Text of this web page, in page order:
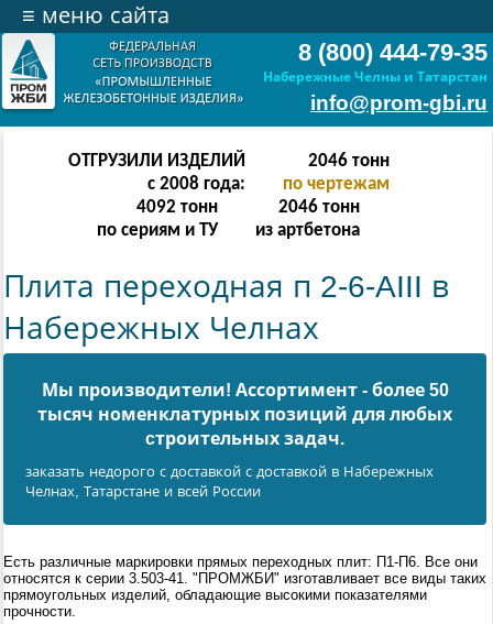
8 (800) 444-79-35
Набережные Челны и Татарстан
info@prom-gbi.ru
≡ меню сайта
ОТГРУЗИЛИ ИЗДЕЛИЙ
с 2008 года:
2046тонн
по чертежам
4092 тонн
по сериям и ТУ
2046 тонн
из артбетона
Плита переходная п 2-6-AIII в
Набережных Челнах
Мы производители! Ассортимент - более 50
тысяч номенклатурных позиций для любых
cтроительных задач.
заказать недорого с доставкой с доставкой в Набережных
Челнах, Татарстане и всей России
Есть различные маркировки прямых переходных плит: П1-П6. Все они
относятся к серии 3.503-41. "ПРОМЖБИ" изготавливает все виды таких
прямоугольных изделий, обладающие высокими показателями
прочности.